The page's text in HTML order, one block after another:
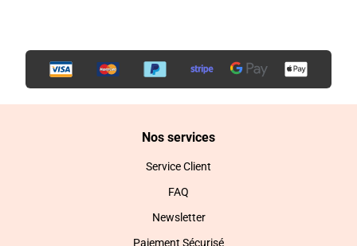
Nos services
Service Client
FAQ
Newsletter
Paiement Sécurisé